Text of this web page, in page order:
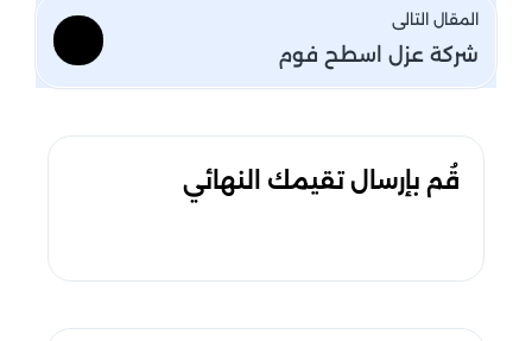
المقال التالى
شركة عزل اسطح فوم
قُم بإرسال تقيمك النهائي